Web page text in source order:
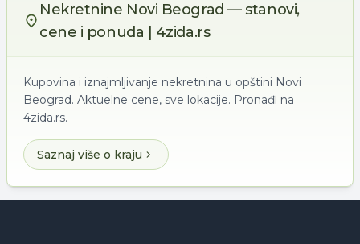
Nekretnine Novi Beograd — stanovi,
cene i ponuda | 4zida.rs
Kupovina i iznajmljivanje nekretnina u opštini Novi
Beograd. Aktuelne cene, sve lokacije. Pronađi na
4zida.rs.
Saznaj više o kraju